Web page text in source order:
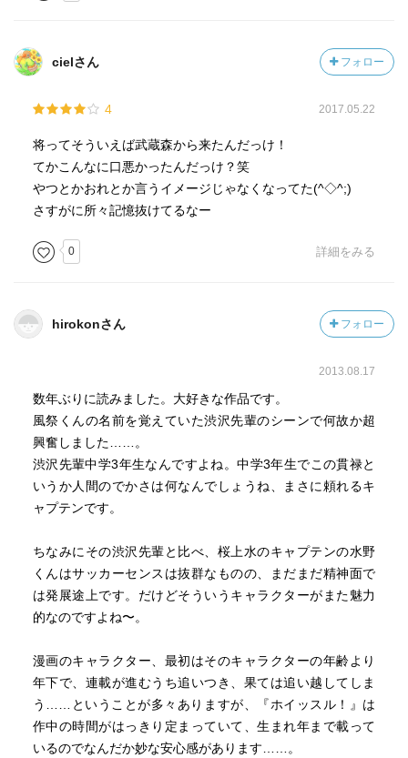
cielさん フォロー
4 2017.05.22
将ってそういえば武蔵森から来たんだっけ！
てかこんなに口悪かったんだっけ？笑
やつとかおれとか言うイメージじゃなくなってた(^◇^;)
さすがに所々記憶抜けてるなー
0 詳細をみる
hirokonさん フォロー
2013.08.17
数年ぶりに読みました。大好きな作品です。
風祭くんの名前を覚えていた渋沢先輩のシーンで何故か超
興奮しました……。
渋沢先輩中学3年生なんですよね。中学3年生でこの貫禄と
いうか人間のでかさは何なんでしょうね、まさに頼れるキ
ャプテンです。
ちなみにその渋沢先輩と比べ、桜上水のキャプテンの水野
くんはサッカーセンスは抜群なものの、まだまだ精神面で
は発展途上です。だけどそういうキャラクターがまた魅力
的なのですよね〜。
漫画のキャラクター、最初はそのキャラクターの年齢より
年下で、連載が進むうち追いつき、果ては追い越してしま
う……ということが多々ありますが、『ホイッスル！』は
作中の時間がはっきり定まっていて、生まれ年まで載って
いるのでなんだか妙な安心感があります……。